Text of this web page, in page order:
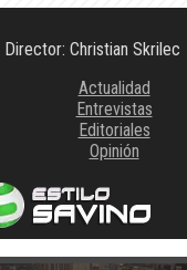
Director: Christian Skrilec
Actualidad
Entrevistas
Editoriales
Opinión